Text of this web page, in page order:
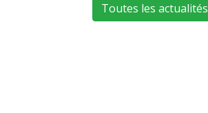
Toutes les actualités